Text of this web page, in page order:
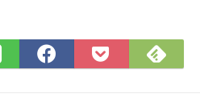
ム
LINE
で
Facebook
で
Pocket
に
で